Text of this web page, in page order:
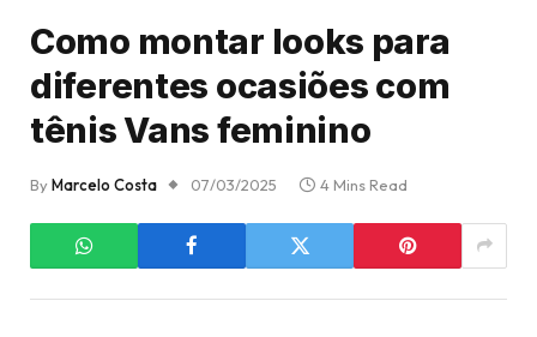
Como montar looks para
diferentes ocasiões com
tênis Vans feminino
ByMarcelo Costa 07/03/2025 4 Mins Read